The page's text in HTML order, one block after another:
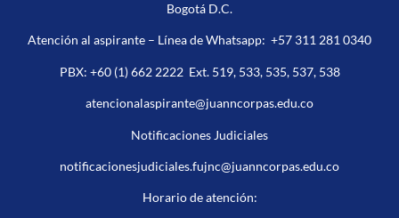
Bogotá D.C.
Atención al aspirante – Línea de Whatsapp: +57 311 281 0340
PBX: +60 (1) 662 2222Ext. 519, 533, 535, 537, 538
atencionalaspirante@juanncorpas.edu.co
Notificaciones Judiciales
notificacionesjudiciales.fujnc@juanncorpas.edu.co
Horario de atención: